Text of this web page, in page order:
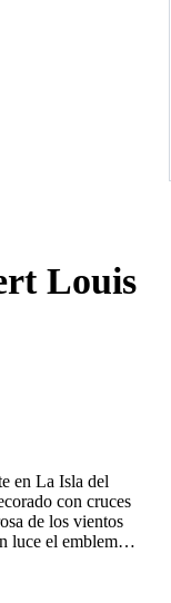
Louis
en La Isla del
con cruces
de los vientos
luce el emblema